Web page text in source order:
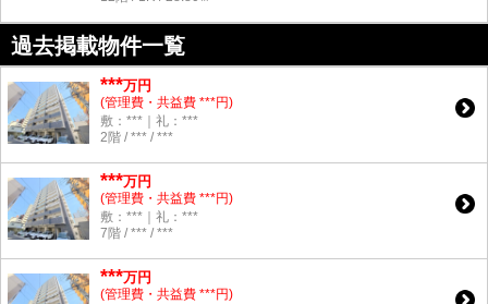
過去掲載物件一覧
***万円
(管理費・共益費 ***円)
敷：***｜礼：***
2階 / *** / ***
***万円
(管理費・共益費 ***円)
敷：***｜礼：***
7階 / *** / ***
***万円
(管理費・共益費 ***円)